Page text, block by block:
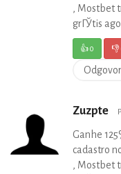
, Mostbet
grГЎtis
👍0 👎
Zuzpte
Ganhe
cadastro
, Mostbet